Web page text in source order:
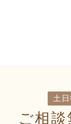
土
ご相